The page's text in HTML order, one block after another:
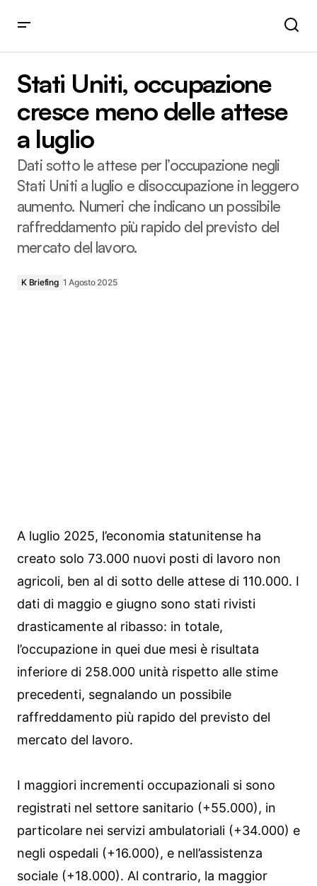
Stati Uniti, occupazione
cresce meno delle attese
a luglio
Dati sotto le attese per l’occupazione negli
Stati Uniti a luglio e disoccupazione in leggero
aumento. Numeri che indicano un possibile
raffreddamento più rapido del previsto del
mercato del lavoro.
K Briefing 1 Agosto 2025
A luglio 2025, l’economia statunitense ha
creato solo 73.000 nuovi posti di lavoro non
agricoli, ben al di sotto delle attese di 110.000. I
dati di maggio e giugno sono stati rivisti
drasticamente al ribasso: in totale,
l’occupazione in quei due mesi è risultata
inferiore di 258.000 unità rispetto alle stime
precedenti, segnalando un possibile
raffreddamento più rapido del previsto del
mercato del lavoro.
I maggiori incrementi occupazionali si sono
registrati nel settore sanitario (+55.000), in
particolare nei servizi ambulatoriali (+34.000) e
negli ospedali (+16.000), e nell’assistenza
sociale (+18.000). Al contrario, la maggior